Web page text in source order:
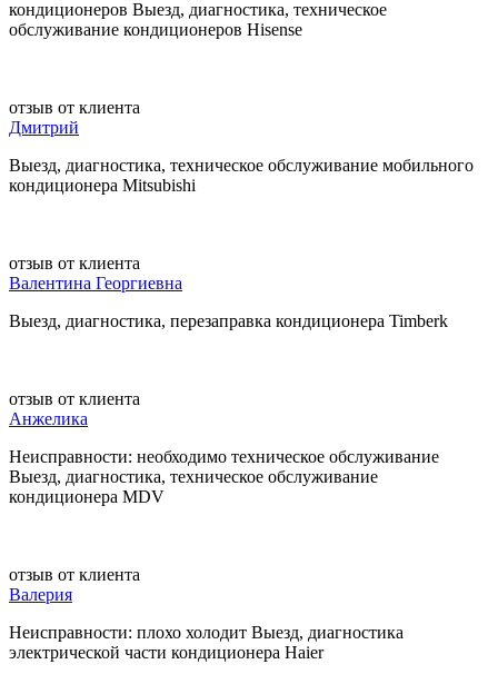
кондиционеров Выезд, диагностика, техническое
обслуживание кондиционеров Hisense
отзыв от клиента
Дмитрий
Выезд, диагностика, техническое обслуживание мобильного
кондиционера Mitsubishi
отзыв от клиента
Валентина Георгиевна
Выезд, диагностика, перезаправка кондиционера Timberk
отзыв от клиента
Анжелика
Неисправности: необходимо техническое обслуживание
Выезд, диагностика, техническое обслуживание
кондиционера MDV
отзыв от клиента
Валерия
Неисправности: плохо холодит Выезд, диагностика
электрической части кондиционера Haier